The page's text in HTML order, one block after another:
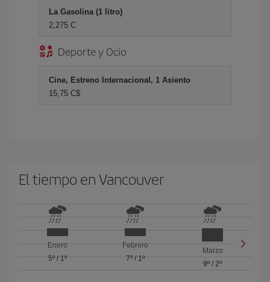
La Gasolina (1 litro)
2,275 C
Deporte y Ocio
Cine, Estreno Internacional, 1 Asiento
15,75 C$
El tiempo en Vancouver
Enero
5º/ 1º
Febrero
7º/ 1º
Marzo
9º /2º